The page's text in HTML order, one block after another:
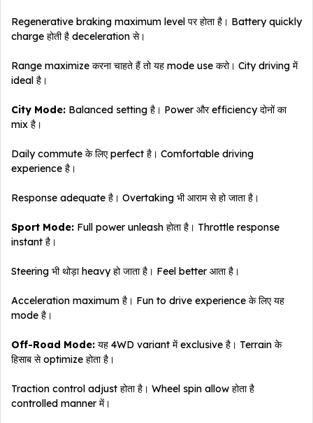
Regenerative braking maximum level पर होता है। Battery quickly
charge होती है deceleration से।
Range maximize करना चाहते हैं तो यह mode use करो। City driving में
ideal है।
City Mode: Balanced setting है। Power और efficiency दोनों का
mix है।
Daily commute के लिए perfect है। Comfortable driving
experience है।
Response adequate है। Overtaking भी आराम से हो जाता है।
Sport Mode: Full power unleash होता है। Throttle response
instant है।
Steering भी थोड़ा heavy हो जाता है। Feel better आता है।
Acceleration maximum है। Fun to drive experience के लिए यह
mode है।
Off-Road Mode: यह 4WD variant में exclusive है। Terrain के
हिसाब से optimize होता है।
Traction control adjust होता है। Wheel spin allow होता है
controlled manner में।